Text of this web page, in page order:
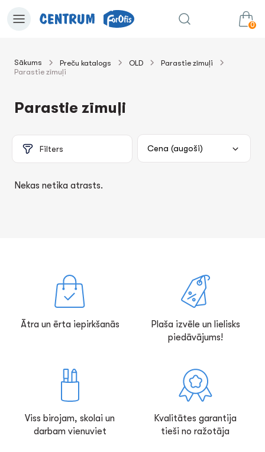
0
Sākums Preču katalogs OLD
Parastie zīmuļi
Parastie zīmuļi
Parastie zīmuļi
Filters
Nekas netika atrasts.
Ātra un ērta iepirkšanās
Plaša izvēle un lielisks
piedāvājums!
Viss birojam, skolai un
darbam vienuviet
Kvalitātes garantija
tieši no ražotāja